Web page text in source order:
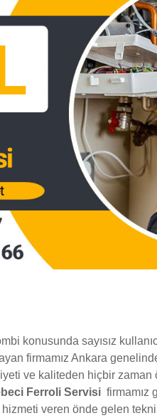
konusunda sayısız
firmamız Ankara
ve kaliteden hiçbir
Ferroli Servisi firmamız
veren önde gelen